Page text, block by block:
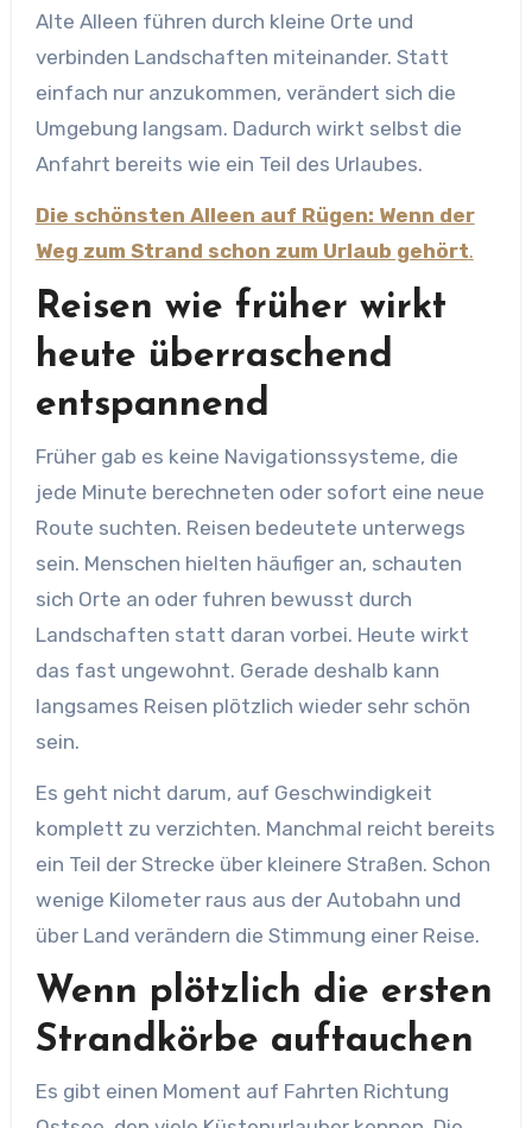
Alte Alleen führen durch kleine Orte und
verbinden Landschaften miteinander. Statt
einfach nur anzukommen, verändert sich die
Umgebung langsam. Dadurch wirkt selbst die
Anfahrt bereits wie ein Teil des Urlaubes.
Die schönsten Alleen auf Rügen: Wenn der
Weg zum Strand schon zum Urlaub gehört.
Reisen wie früher wirkt
heute überraschend
entspannend
Früher gab es keine Navigationssysteme, die
jede Minute berechneten oder sofort eine neue
Route suchten. Reisen bedeutete unterwegs
sein. Menschen hielten häufiger an, schauten
sich Orte an oder fuhren bewusst durch
Landschaften statt daran vorbei. Heute wirkt
das fast ungewohnt. Gerade deshalb kann
langsames Reisen plötzlich wieder sehr schön
sein.
Es geht nicht darum, auf Geschwindigkeit
komplett zu verzichten. Manchmal reicht bereits
ein Teil der Strecke über kleinere Straßen. Schon
wenige Kilometer raus aus der Autobahn und
über Land verändern die Stimmung einer Reise.
Wenn plötzlich die ersten
Strandkörbe auftauchen
Es gibt einen Moment auf Fahrten Richtung